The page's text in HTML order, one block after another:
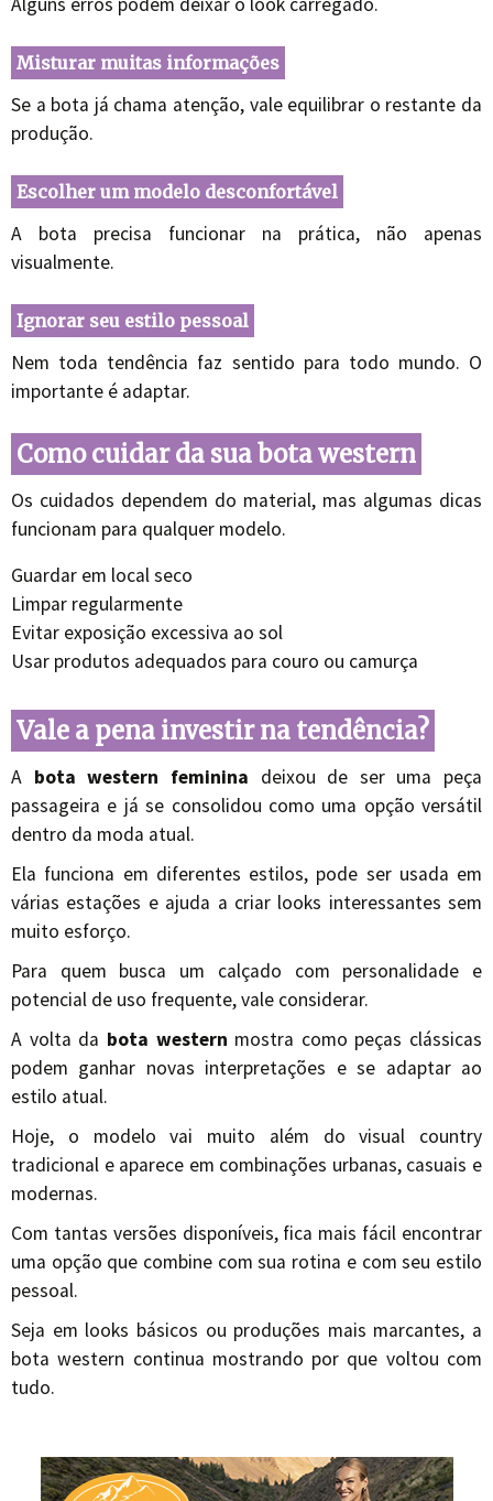
Misturar muitas informações
Se a bota já chama atenção, vale equilibrar o restante da
produção.
Escolher um modelo desconfortável
A bota precisa funcionar na prática, não apenas
visualmente.
Ignorar seu estilo pessoal
Nem toda tendência faz sentido para todo mundo. O
importante é adaptar.
Como cuidar da sua bota western
Os cuidados dependem do material, mas algumas dicas
funcionam para qualquer modelo.
Guardar em local seco
Limpar regularmente
Evitar exposição excessiva ao sol
Usar produtos adequados para couro ou camurça
Vale a pena investir na tendência?
A bota western feminina deixou de ser uma peça
passageira e já se consolidou como uma opção versátil
dentro da moda atual.
Ela funciona em diferentes estilos, pode ser usada em
várias estações e ajuda a criar looks interessantes sem
muito esforço.
Para quem busca um calçado com personalidade e
potencial de uso frequente, vale considerar.
A volta da bota western mostra como peças clássicas
podem ganhar novas interpretações e se adaptar ao
estilo atual.
Hoje, o modelo vai muito além do visual country
tradicional e aparece em combinações urbanas, casuais e
modernas.
Com tantas versões disponíveis, fica mais fácil encontrar
uma opção que combine com sua rotina e com seu estilo
pessoal.
Seja em looks básicos ou produções mais marcantes, a
bota western continua mostrando por que voltou com
tudo.